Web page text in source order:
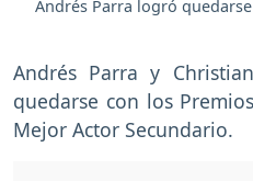
Andrés Parra logró
Andrés Parra y
quedarse con los
Mejor Actor Secundario.